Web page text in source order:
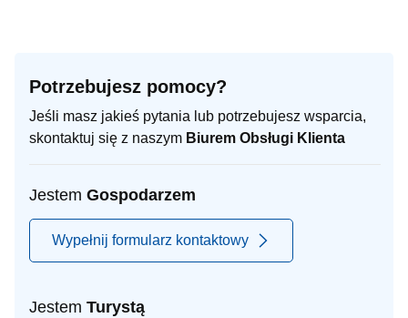
Potrzebujesz pomocy?
Jeśli masz jakieś pytania lub potrzebujesz wsparcia,
skontaktuj się z naszym Biurem Obsługi Klienta
Jestem Gospodarzem
Wypełnij formularz kontaktowy
Jestem Turystą